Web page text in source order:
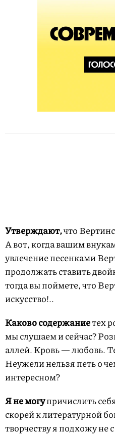
Утверждают,что
А вот, когда вашим
увлечение песенками
продолжать ставить
тогда вы поймете, что
искусство!..
Каково содержаниетех
мы слушаем и сейчас?
аллей. Кровь — любовь.
Неужели нельзя петь о
интересном?
Я не могупричислить
скорей к литературной
творчеству я подхожу не